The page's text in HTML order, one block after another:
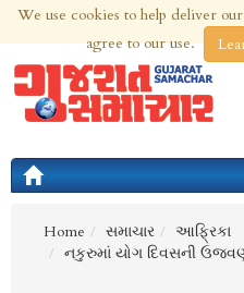
9th Aug 2026 | Updated at 07:00am 9th
Home
સમાચાર
આફ્રિકા
નકુરુમાં યોગ દિવસની
We use cookies to help deliver
agree to our use.